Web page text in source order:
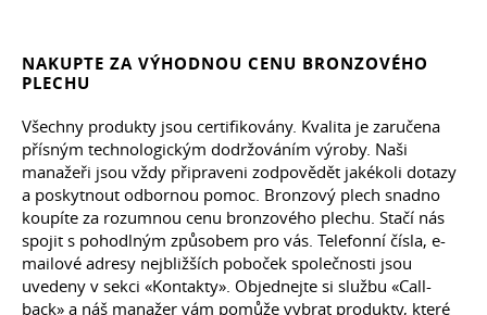
NAKUPTE ZA VÝHODNOU CENU BRONZOVÉHO
PLECHU
Všechny produkty jsou certifikovány. Kvalita je zaručena
přísným technologickým dodržováním výroby. Naši
manažeři jsou vždy připraveni zodpovědět jakékoli dotazy
a poskytnout odbornou pomoc. Bronzový plech snadno
koupíte za rozumnou cenu bronzového plechu. Stačí nás
spojit s pohodlným způsobem pro vás. Telefonní čísla, e-
mailové adresy nejbližších poboček společnosti jsou
uvedeny v sekci «Kontakty». Objednejte si službu «Call-
back» a náš manažer vám pomůže vybrat produkty, které